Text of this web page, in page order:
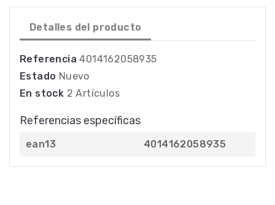
Detalles del producto
Referencia 4014162058935
Estado Nuevo
En stock 2 Artículos
Referencias específicas
ean13 4014162058935